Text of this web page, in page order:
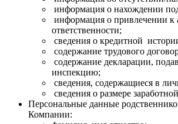
информация о нахождении
информация о привлечении к
ответственности;
сведения о кредитной
содержание трудового
содержание декларации,
инспекцию;
сведения, содержащиеся в
сведения о размере
Персональные данные
Компании: